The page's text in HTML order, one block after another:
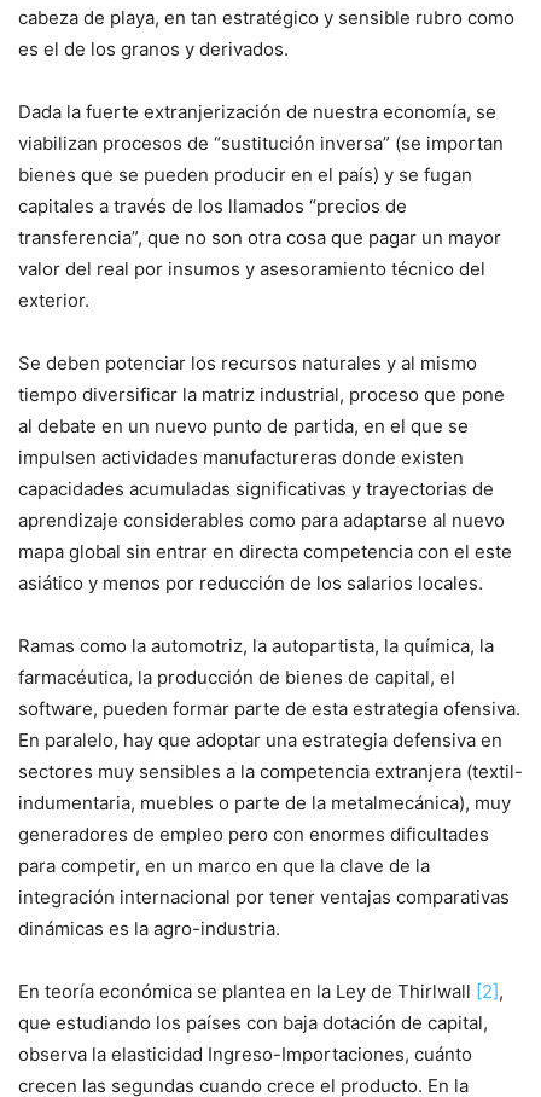
cabeza de playa, en tan estratégico y sensible rubro como
es el de los granos y derivados.
Dada la fuerte extranjerización de nuestra economía, se
viabilizan procesos de “sustitución inversa” (se importan
bienes que se pueden producir en el país) y se fugan
capitales a través de los llamados “precios de
transferencia”, que no son otra cosa que pagar un mayor
valor del real por insumos y asesoramiento técnico del
exterior.
Se deben potenciar los recursos naturales y al mismo
tiempo diversificar la matriz industrial, proceso que pone
al debate en un nuevo punto de partida, en el que se
impulsen actividades manufactureras donde existen
capacidades acumuladas significativas y trayectorias de
aprendizaje considerables como para adaptarse al nuevo
mapa global sin entrar en directa competencia con el este
asiático y menos por reducción de los salarios locales.
Ramas como la automotriz, la autopartista, la química, la
farmacéutica, la producción de bienes de capital, el
software, pueden formar parte de esta estrategia ofensiva.
En paralelo, hay que adoptar una estrategia defensiva en
sectores muy sensibles a la competencia extranjera (textil-
indumentaria, muebles o parte de la metalmecánica), muy
generadores de empleo pero con enormes dificultades
para competir, en un marco en que la clave de la
integración internacional por tener ventajas comparativas
dinámicas es la agro-industria.
En teoría económica se plantea en la Ley de Thirlwall [2],
que estudiando los países con baja dotación de capital,
observa la elasticidad Ingreso-Importaciones, cuánto
crecen las segundas cuando crece el producto. En la